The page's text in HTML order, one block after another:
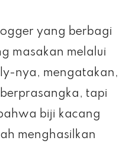
yang berbagi
masakan melalui
nya, mengatakan,
tapi
biji kacang
menghasilkan